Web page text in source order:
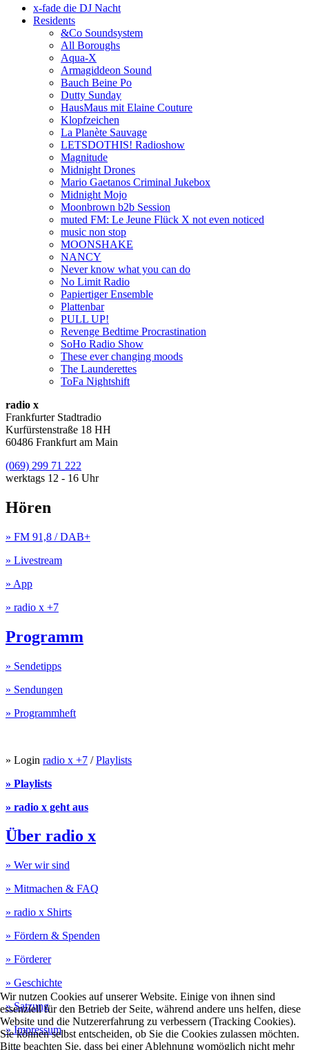
x-fade die DJ Nacht
Residents
&Co Soundsystem
All Boroughs
Aqua-X
Armagiddeon Sound
Bauch Beine Po
Dutty Sunday
HausMaus mit Elaine Couture
Klopfzeichen
La Planète Sauvage
LETSDOTHIS! Radioshow
Magnitude
Midnight Drones
Mario Gaetanos Criminal Jukebox
Midnight Mojo
Moonbrown b2b Session
muted FM: Le Jeune Flück X not even noticed
music non stop
MOONSHAKE
NANCY
Never know what you can do
No Limit Radio
Papiertiger Ensemble
Plattenbar
PULL UP!
Revenge Bedtime Procrastination
SoHo Radio Show
These ever changing moods
The Launderettes
ToFa Nightshift
radio x
Frankfurter Stadtradio
Kurfürstenstraße 18 HH
60486 Frankfurt am Main
(069) 299 71 222
werktags 12 - 16 Uhr
Hören
» FM 91,8 / DAB+
» Livestream
» App
» radio x +7
Programm
» Sendetipps
» Sendungen
» Programmheft
» Login radio x +7 /Playlists
» Playlists
» radio x geht aus
Über radio x
» Wer wir sind
» Mitmachen & FAQ
» radio x Shirts
» Fördern & Spenden
» Förderer
» Geschichte
» Satzung
» Impressum
Wir nutzen Cookies auf unserer Website. Einige von ihnen sind
essenziell für den Betrieb der Seite, während andere uns helfen, diese
Website und die Nutzererfahrung zu verbessern (Tracking Cookies).
Sie können selbst entscheiden, ob Sie die Cookies zulassen möchten.
Bitte beachten Sie, dass bei einer Ablehnung womöglich nicht mehr